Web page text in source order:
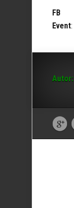
FB
Event:
Autor: